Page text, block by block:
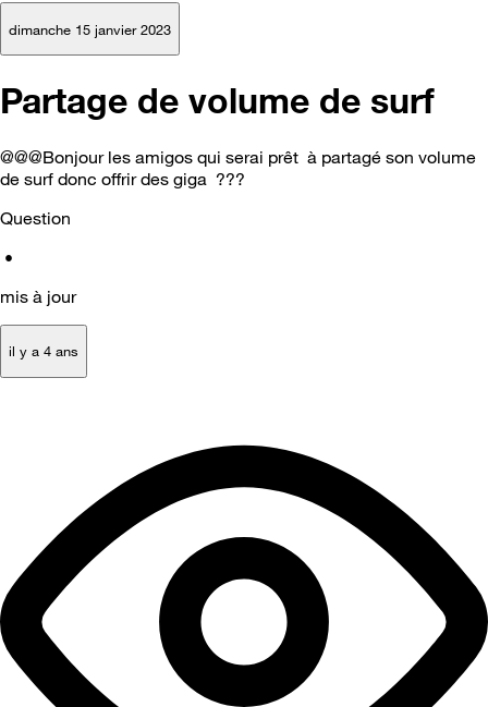
dimanche 15 janvier 2023
Partage de volume de surf
@@@Bonjour les amigos qui serai prêt à partagé son volume
de surf donc offrir des giga ???
Question
•
mis à jour
il y a 4 ans